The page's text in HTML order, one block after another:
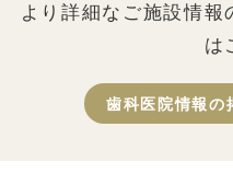
より詳細なご施設情
は
歯科医院情報の